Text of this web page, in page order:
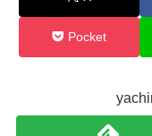
Pocket